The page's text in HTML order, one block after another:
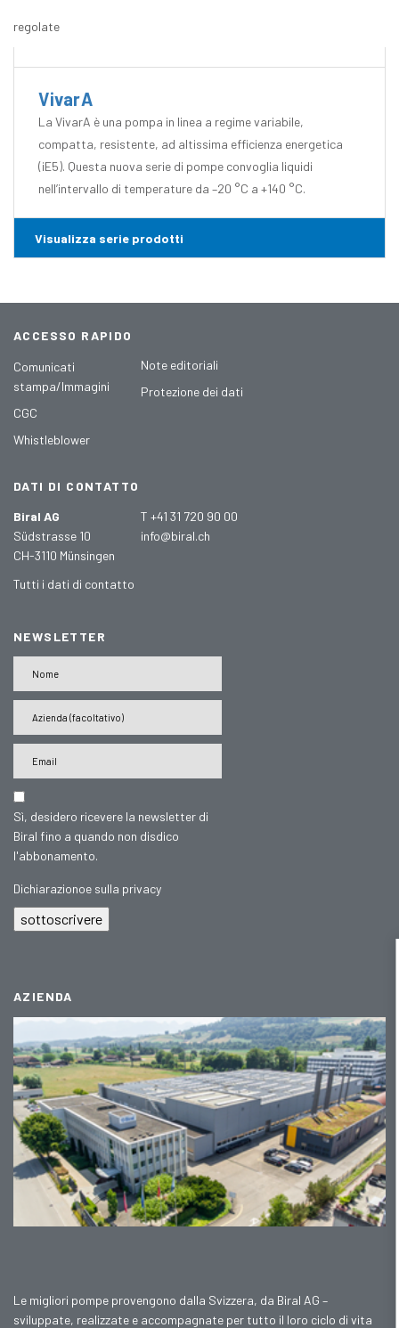
regolate
VivarA
La VivarA è una pompa in linea a regime variabile,
compatta, resistente, ad altissima efficienza energetica
(iE5). Questa nuova serie di pompe convoglia liquidi
nell’intervallo di temperature da –20 °C a +140 °C.
Visualizza serie prodotti
ACCESSO RAPIDO
Comunicati
stampa/Immagini
CGC
Whistleblower
Note editoriali
Protezione dei dati
DATI DI CONTATTO
Biral AG
Südstrasse 10
CH-3110 Münsingen
Tutti i dati di contatto
T +41 31 720 90 00
info@biral.ch
NEWSLETTER
Sì, desidero ricevere la newsletter di
Biral fino a quando non disdico
l'abbonamento.
Dichiarazionoe sulla privacy
sottoscrivere
AZIENDA
Le migliori pompe provengono dalla Svizzera, da Biral AG –
sviluppate, realizzate e accompagnate per tutto il loro ciclo di vita